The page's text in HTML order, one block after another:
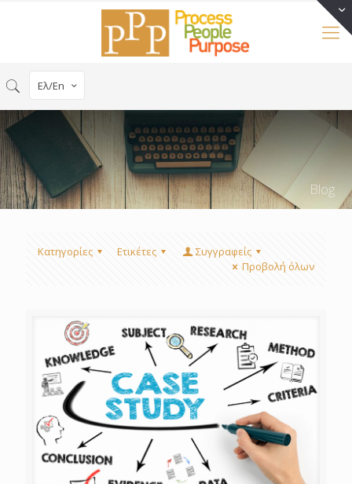
Ελ/En
Blog
Κατηγορίες Ετικέτες
Συγγραφείς
Προβολή όλων